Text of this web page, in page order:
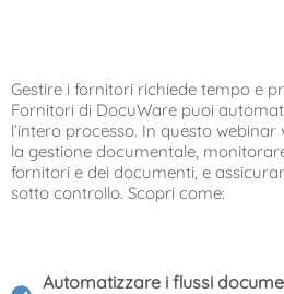
Gestire i fornitori richiede tempo e
Fornitori di DocuWare puoi
l’intero processo. In questo
la gestione documentale,
fornitori e dei documenti, e
sotto controllo. Scopri come:
Automatizzare i flussi